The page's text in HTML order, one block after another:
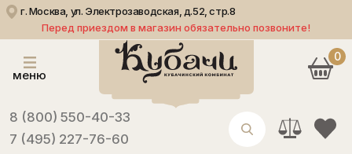
г. Москва, ул. Электрозаводская, д.52, стр.8
Перед приездом в магазин обязательно позвоните!
меню
8 (800) 550-40-33
7 (495) 227-76-60
0